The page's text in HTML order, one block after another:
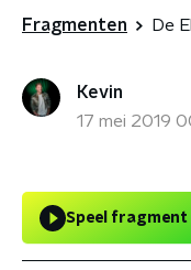
Fragmenten
Kevin
17 mei 2019
Speel fragment